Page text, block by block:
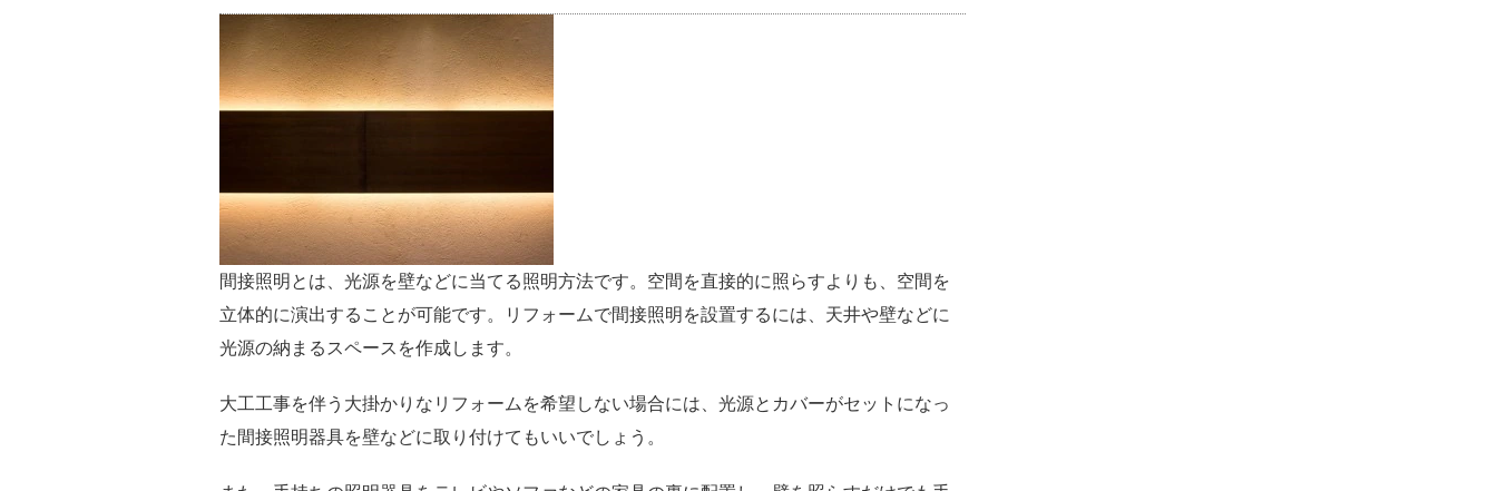
間接照明とは、光源を壁などに当てる照明方法です。空間を直接的に照らすよりも、空間を
立体的に演出することが可能です。リフォームで間接照明を設置するには、天井や壁などに
光源の納まるスペースを作成します。
大工工事を伴う大掛かりなリフォームを希望しない場合には、光源とカバーがセットになっ
た間接照明器具を壁などに取り付けてもいいでしょう。